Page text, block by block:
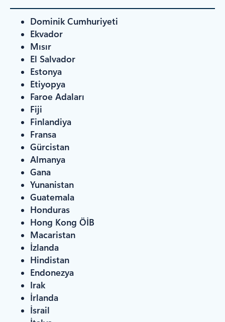
Dominik Cumhuriyeti
Ekvador
Mısır
El Salvador
Estonya
Etiyopya
Faroe Adaları
Fiji
Finlandiya
Fransa
Gürcistan
Almanya
Gana
Yunanistan
Guatemala
Honduras
Hong Kong ÖİB
Macaristan
İzlanda
Hindistan
Endonezya
Irak
İrlanda
İsrail